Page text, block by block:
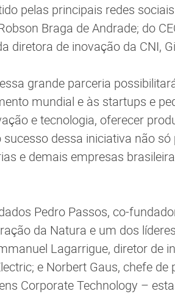
pelas principais redes
Braga de Andrade; do
diretora de inovação da CNI,
grande parceria
mundial e às startups e
e tecnologia, oferecer
dessa iniciativa não só
e demais empresas
Pedro Passos, co-
da Natura e um dos
Lagarrigue, diretor de
e Norbert Gaus, chefe de
Corporate Technology –